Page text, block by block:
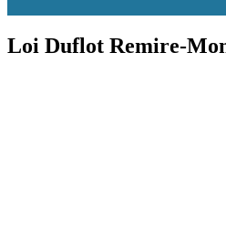
Loi Duflot Remire-